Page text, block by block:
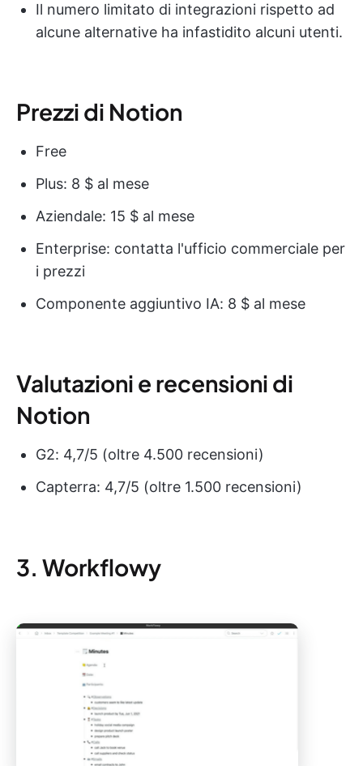
Il numero limitato di integrazioni rispetto ad
alcune alternative ha infastidito alcuni utenti.
Prezzi di Notion
Free
Plus: 8 $ al mese
Aziendale: 15 $ al mese
Enterprise: contatta l'ufficio commerciale per
i prezzi
Componente aggiuntivo IA: 8 $ al mese
Valutazioni e recensioni di
Notion
G2: 4,7/5 (oltre 4.500 recensioni)
Capterra: 4,7/5 (oltre 1.500 recensioni)
3. Workflowy